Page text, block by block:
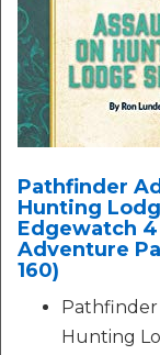
Pathfinder
Hunting
Edgewatch
Adventure
160)
Pathfinder
Hunting